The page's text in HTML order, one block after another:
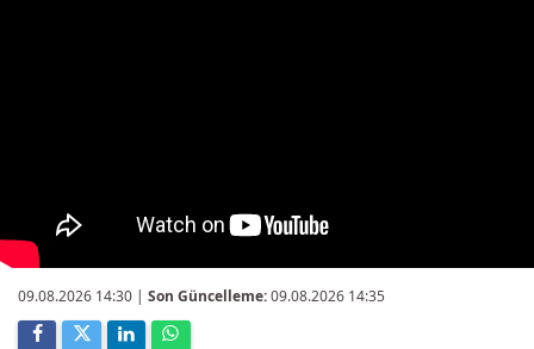
09.08.2026 14:30 | Son Güncelleme:09.08.2026 14:35